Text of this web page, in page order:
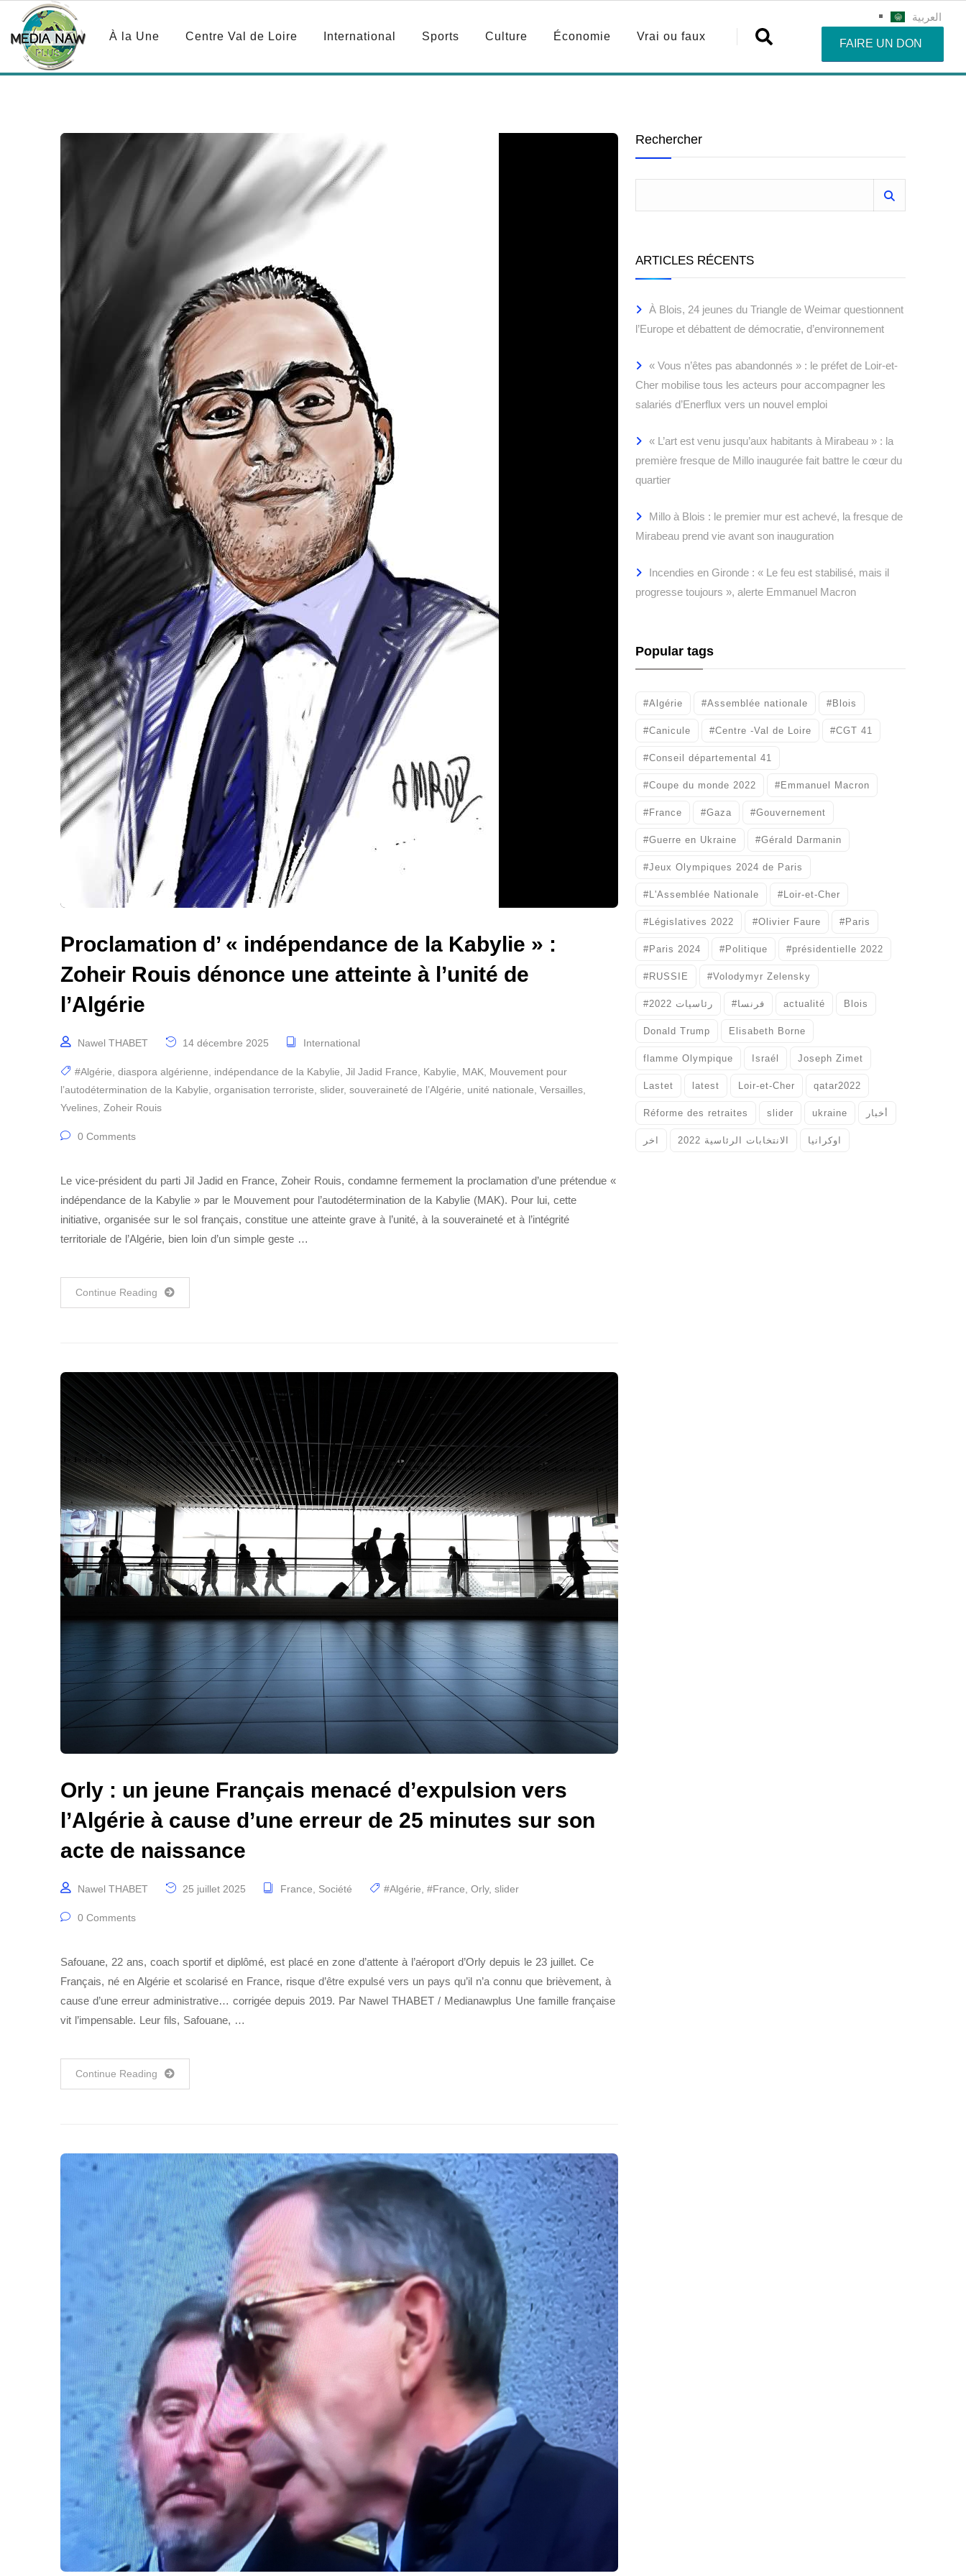
À la Une Centre Val de Loire International Sports Culture Économie Vrai ou faux
العربية
FAIRE UN DON
Proclamation d’ « indépendance de la Kabylie » :
Zoheir Rouis dénonce une atteinte à l’unité de
l’Algérie
Nawel THABET 14 décembre 2025 International
#Algérie diaspora algérienne indépendance de la Kabylie Jil Jadid France Kabylie MAK Mouvement pour
l’autodétermination de la Kabylie organisation terroriste slider, souveraineté de l’Algérie unité nationale Versailles
Yvelines Zoheir Rouis
0 Comments
Le vice‑président du parti Jil Jadid en France, Zoheir Rouis, condamne fermement la proclamation d’une prétendue «
indépendance de la Kabylie » par le Mouvement pour l’autodétermination de la Kabylie (MAK). Pour lui, cette
initiative, organisée sur le sol français, constitue une atteinte grave à l’unité, à la souveraineté et à l’intégrité
territoriale de l’Algérie, bien loin d’un simple geste …
Continue Reading
Orly : un jeune Français menacé d’expulsion vers
l’Algérie à cause d’une erreur de 25 minutes sur son
acte de naissance
Nawel THABET 25 juillet 2025 France Société #Algérie #France Orly, slider
0 Comments
Safouane, 22 ans, coach sportif et diplômé, est placé en zone d’attente à l’aéroport d’Orly depuis le 23 juillet. Ce
Français, né en Algérie et scolarisé en France, risque d’être expulsé vers un pays qu’il n’a connu que brièvement, à
cause d’une erreur administrative… corrigée depuis 2019. Par Nawel THABET / Medianawplus Une famille française
vit l’impensable. Leur fils, Safouane, …
Continue Reading
Rechercher
ARTICLES RÉCENTS
À Blois, 24 jeunes du Triangle de Weimar questionnent
l’Europe et débattent de démocratie, d’environnement
« Vous n’êtes pas abandonnés » : le préfet de Loir-et-
Cher mobilise tous les acteurs pour accompagner les
salariés d’Enerflux vers un nouvel emploi
« L’art est venu jusqu’aux habitants à Mirabeau » : la
première fresque de Millo inaugurée fait battre le cœur du
quartier
Millo à Blois : le premier mur est achevé, la fresque de
Mirabeau prend vie avant son inauguration
Incendies en Gironde : « Le feu est stabilisé, mais il
progresse toujours », alerte Emmanuel Macron
Popular tags
#Algérie #Assemblée nationale #Blois
#Canicule #Centre -Val de Loire #CGT 41
#Conseil départemental 41
#Coupe du monde 2022 #Emmanuel Macron
#France #Gaza #Gouvernement
#Guerre en Ukraine #Gérald Darmanin
#Jeux Olympiques 2024 de Paris
#L'Assemblée Nationale #Loir-et-Cher
#Législatives 2022 #Olivier Faure #Paris
#Paris 2024 #Politique #présidentielle 2022
#RUSSIE #Volodymyr Zelensky
#رئاسيات 2022 #فرنسا actualité Blois
Donald Trump Elisabeth Borne
flamme Olympique Israél Joseph Zimet
Lastet latest Loir-et-Cher qatar2022
Réforme des retraites slider ukraine أخبار
اخر الانتخابات الرئاسية 2022 اوكرانيا